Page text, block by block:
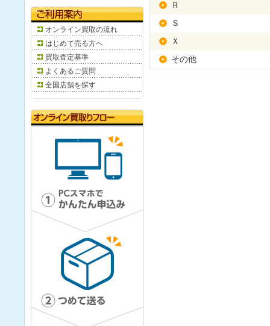
Ｒ
Ｓ
Ｘ
その他
オンライン買取の流れ
はじめて売る方へ
買取査定基準
よくあるご質問
全国店舗を探す